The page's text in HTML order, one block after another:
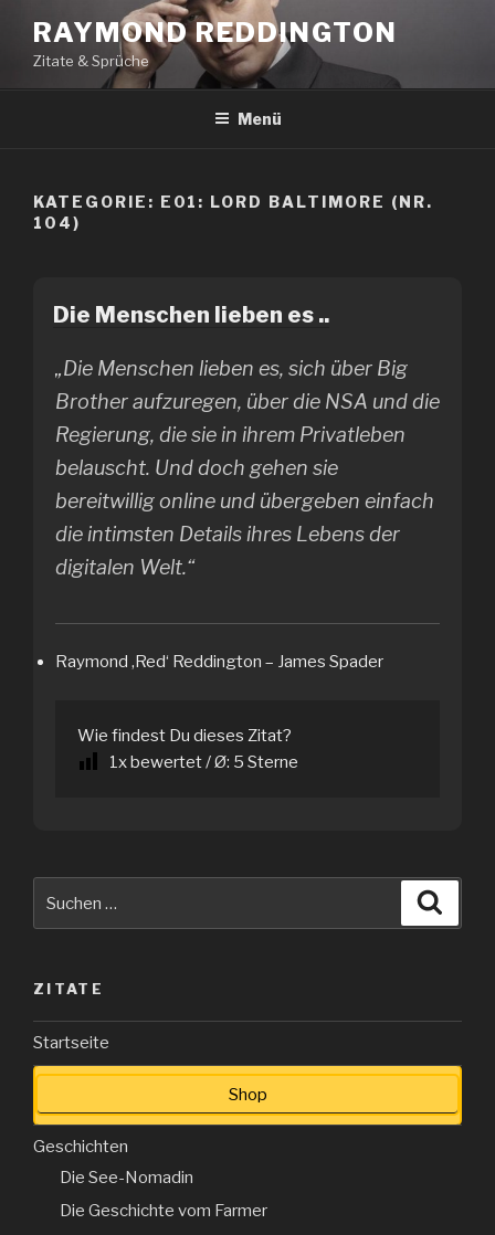
Inhalt
springen
RAYMOND REDDINGTON
Zitate & Sprüche
Menü
KATEGORIE: E01: LORD BALTIMORE (NR.
104)
Die Menschen lieben es ..
„Die Menschen lieben es, sich über Big
Brother aufzuregen, über die NSA und die
Regierung, die sie in ihrem Privatleben
belauscht. Und doch gehen sie
bereitwillig online und übergeben einfach
die intimsten Details ihres Lebens der
digitalen Welt.“
Raymond ‚Red‘ Reddington – James Spader
Wie findest Du dieses Zitat?
1 x bewertet / Ø: 5 Sterne
nach:
ZITATE
Startseite
Shop
Geschichten
Die See-Nomadin
Die Geschichte vom Farmer